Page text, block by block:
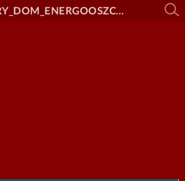
DOBRY_DOM_ENERGOOSZCZEDNY_nr_28_link